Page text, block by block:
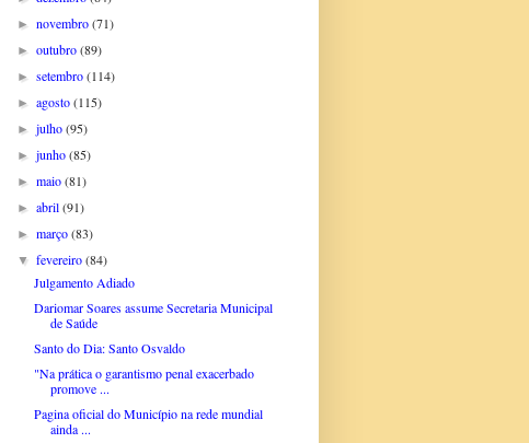
►novembro(71)
►outubro(89)
►setembro(114)
►agosto(115)
►julho(95)
►junho(85)
►maio(81)
►abril(91)
►março(83)
▼fevereiro(84)
Julgamento Adiado
Dariomar Soares assume Secretaria Municipal
de Saúde
Santo do Dia: Santo Osvaldo
"Na prática o garantismo penal exacerbado
promove ...
Pagina oficial do Município na rede mundial
ainda ...